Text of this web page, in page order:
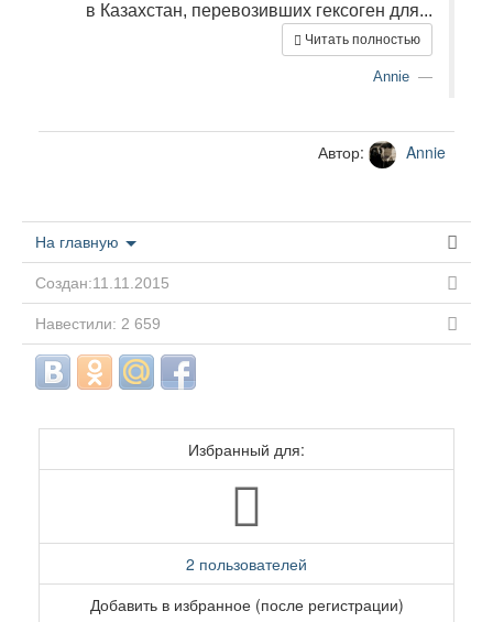
в Казахстан, перевозивших гексоген для...
Читать полностью
Annie
Автор: Annie
На главную
Создан:11.11.2015
Навестили: 2 659
Избранный для:
2 пользователей
Добавить в избранное (после регистрации)